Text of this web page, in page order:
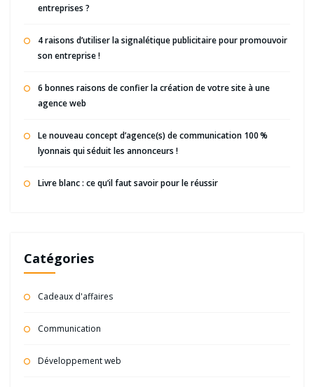
entreprises ?
4 raisons d’utiliser la signalétique publicitaire pour promouvoir
son entreprise !
6 bonnes raisons de confier la création de votre site à une
agence web
Le nouveau concept d’agence(s) de communication 100 %
lyonnais qui séduit les annonceurs !
Livre blanc : ce qu’il faut savoir pour le réussir
Catégories
Cadeaux d'affaires
Communication
Développement web